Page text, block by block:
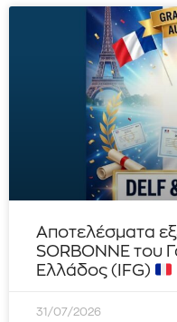
Αποτελέσματα
SORBONNE του
Ελλάδος (IFG)
31/07/2026